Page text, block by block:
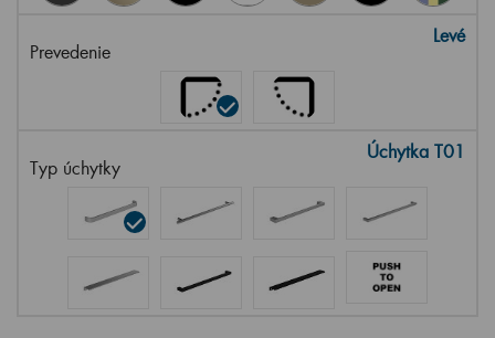
Prevedenie
Levé
Typ úchytky
Úchytka T01